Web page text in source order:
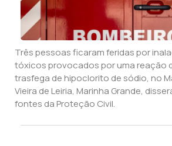
Três pessoas ficaram feridas por
tóxicos provocados por uma reação
trasfega de hipoclorito de sódio, no
Vieira de Leiria, Marinha Grande,
fontes da Proteção Civil.